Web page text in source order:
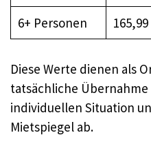
6+ Personen 165,99
Diese Werte dienen als
tatsächliche
individuellen Situation
Mietspiegel ab.